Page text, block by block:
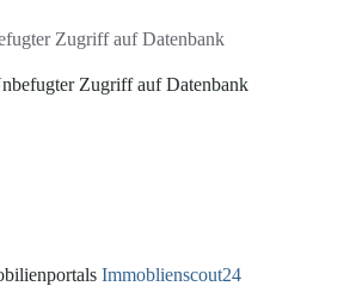
Zugriff auf Datenbank
Zugriff auf Datenbank
Immoblienscout24